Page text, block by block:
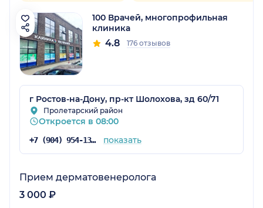
100 Врачей, многопрофильная
клиника
4.8 176 отзывов
г Ростов-на-Дону, пр-кт Шолохова, зд 60/71
Пролетарский район
Откроется в 08:00
+7 (904) 954-13-96 показать
Прием дерматовенеролога
3 000 ₽